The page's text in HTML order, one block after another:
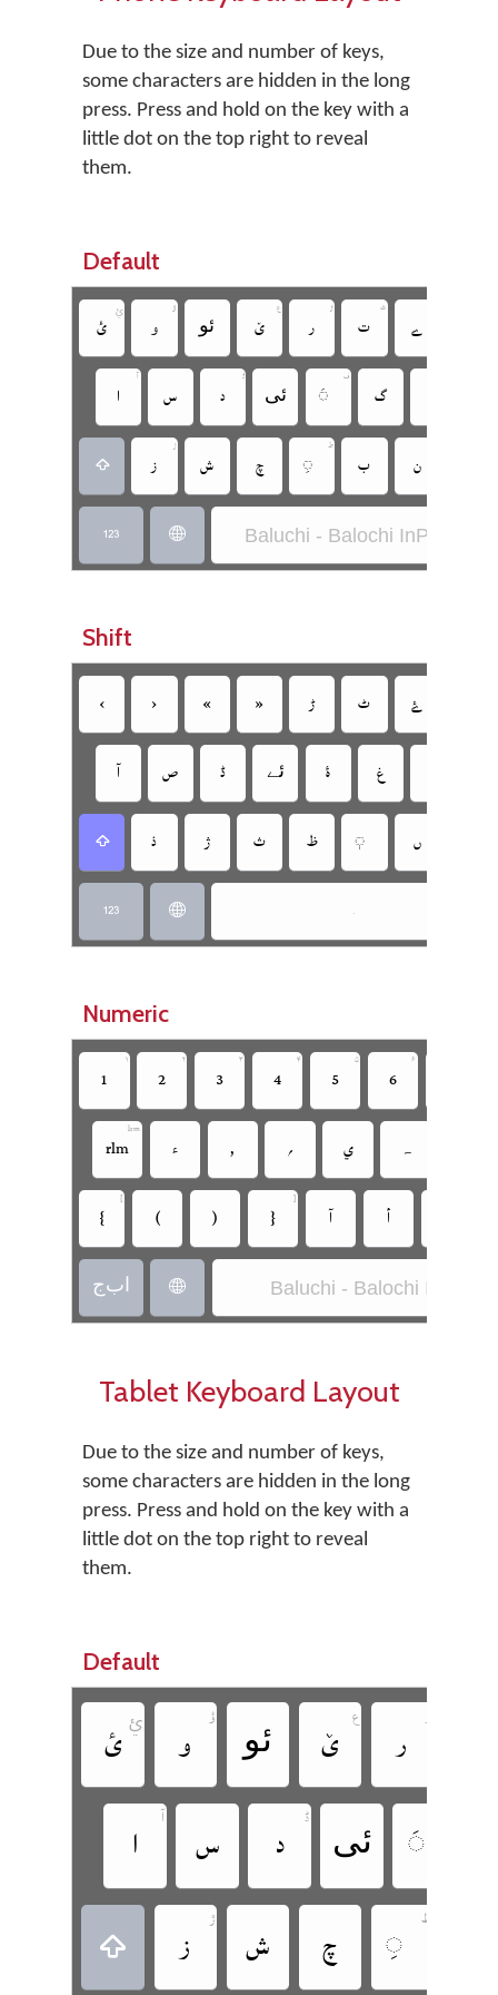
Due to the size and number of keys,
some characters are hidden in the long
press. Press and hold on the key with a
little dot on the top right to reveal
them.
Default
‏
ࢨ
‏

‏ئو ‏

‏

‏

‏
‏

‏ ‏

‏ئی

‏
‏ ‏

‏ ‏ ‏

‏ ‏
‏ ‏ Baluchi - Balochi InPage
Shift
‏ ‏ ‏ ‏ ‏ ‏ ‏
‏ ‏ ‏ ‏ئے ‏ ‏
‏ ‏ ‏ ‏ ‏ ‏ ‏
‏ ‏
Numeric
‏

‏

‏

‏

‏

‏

‏rlm
lrm
‏ ‏ ‏ ‏ ‏‍ہ
‏

‏ ‏ ‏

‏ ‏
‏ا‌ب‌ج ‏ Baluchi - Balochi InPage
Tablet Keyboard Layout
Due to the size and number of keys,
some characters are hidden in the long
press. Press and hold on the key with a
little dot on the top right to reveal
them.
Default
‏ ࢨ ‏

‏ئو ‏

‏
‏

‏ ‏

‏ئی ‏
‏ ‏

‏ ‏ ‏
